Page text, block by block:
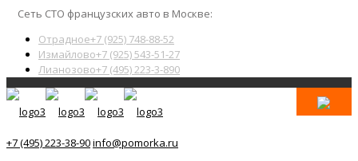
Сеть СТО французских авто в Москве:
Отрадное+7 (925) 748-88-52
Измайлово+7 (925) 543-51-27
Лианозово+7 (495) 223-3-890
+7 (495) 223-38-90info@pomorka.ru